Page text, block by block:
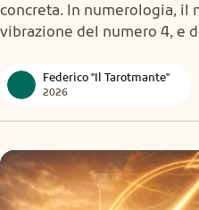
concreta. In numerologia, il
vibrazione del numero 4, e
Federico "Il Tarotmante"
2026